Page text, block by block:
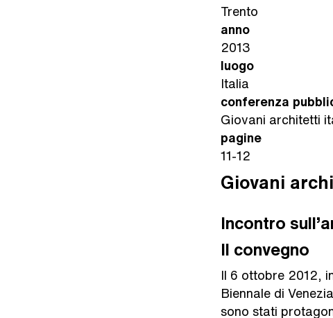
Trento
anno
2013
luogo
Italia
conferenza
Giovani architetti
pagine
11-12
Giovani
Incontro
Il convegno
Il 6 ottobre 2012,
Biennale di
sono stati